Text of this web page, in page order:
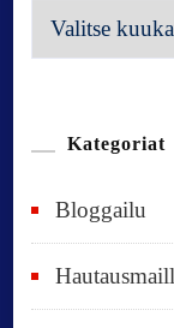
M
e
e
v
Kategoriat
Bloggailu